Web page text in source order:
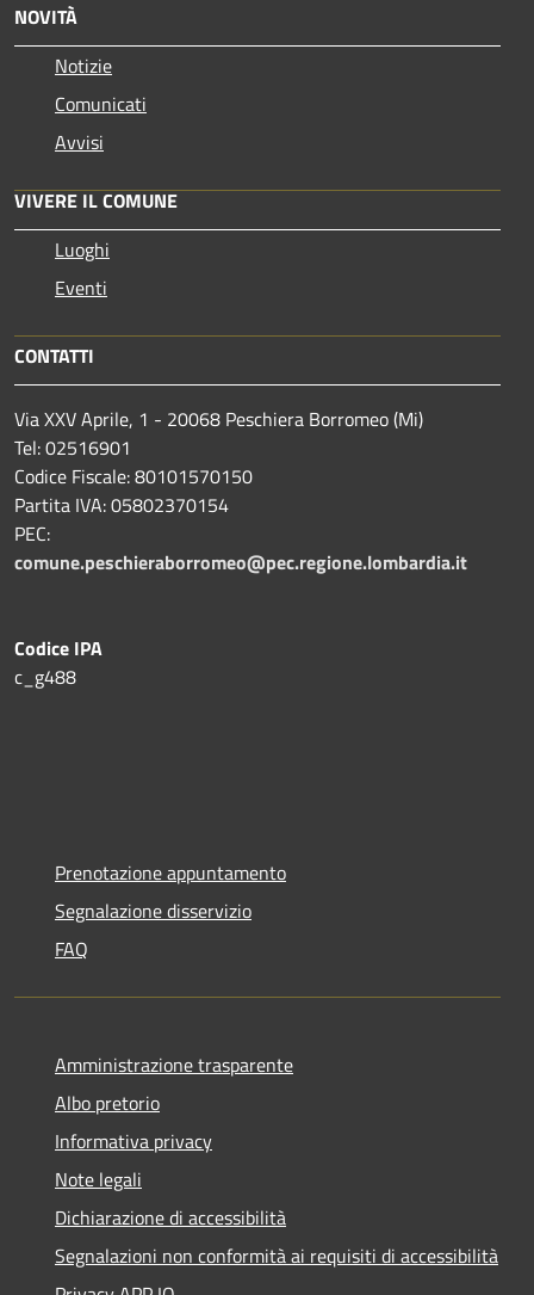
NOVITÀ
Notizie
Comunicati
Avvisi
VIVERE IL COMUNE
Luoghi
Eventi
CONTATTI
Via XXV Aprile, 1 - 20068 Peschiera Borromeo (Mi)
Tel: 02516901
Codice Fiscale: 80101570150
Partita IVA: 05802370154
PEC:
comune.peschieraborromeo@pec.regione.lombardia.it
Codice IPA
c_g488
Prenotazione appuntamento
Segnalazione disservizio
FAQ
Amministrazione trasparente
Albo pretorio
Informativa privacy
Note legali
Dichiarazione di accessibilità
Segnalazioni non conformità ai requisiti di accessibilità